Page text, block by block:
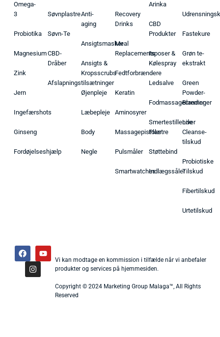
Omega-
3
Probiotika
Magnesium
Zink
Jern
Ingefærshots
Ginseng
Fordøjelseshjælp
Søvnplastre
Søvn-Te
CBD-
Dråber
Afslapningstilsætninger
Anti-
aging
Ansigtsmasker
Ansigts &
Kropsscrubs
Øjenpleje
Læbepleje
Body
Negle
Recovery
Drinks
Meal
Replacements
Fedtforbrændere
Keratin
Aminosyrer
Massagepistoler
Pulsmåler
Smartwatches
Arinka
CBD
Produkter
Isposer &
Kølespray
Ledsalve
Fodmassagecremer
Smertestillende
Plastre
Støttebind
Indlægssåler
Fastekure
Grøn te-
ekstrakt
Green
Powder-
Blandinger
Liver
Cleanse-
tilskud
Probiotiske
Tilskud
Fibertilskud
Urtetilskud
Vi kan modtage en kommission i tilfælde når vi anbefaler
produkter og services på hjemmesiden.
Copyright © 2024 Marketing Group Malaga™, All Rights
Reserved